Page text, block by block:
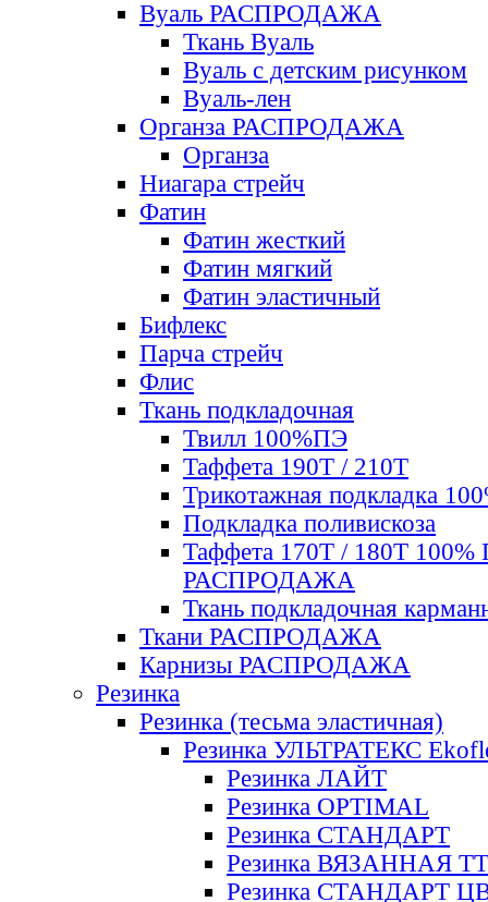
Вуаль РАСПРОДАЖА
Ткань Вуаль
Вуаль с детским рисунком
Вуаль-лен
Органза РАСПРОДАЖА
Органза
Ниагара стрейч
Фатин
Фатин жесткий
Фатин мягкий
Фатин элаcтичный
Бифлекс
Парча стрейч
Флис
Ткань подкладочная
Твилл 100%ПЭ
Таффета 190Т / 210Т
Трикотажная подкладка
Подкладка поливискоза
Таффета 170Т / 180Т 100%
РАСПРОДАЖА
Ткань подкладочная
Ткани РАСПРОДАЖА
Карнизы РАСПРОДАЖА
Резинка
Резинка (тесьма эластичная)
Резинка УЛЬТРАТЕКС
Резинка ЛАЙТ
Резинка OPTIMAL
Резинка СТАНДАРТ
Резинка ВЯЗАННАЯ ТТ
Резинка СТАНДАРТ